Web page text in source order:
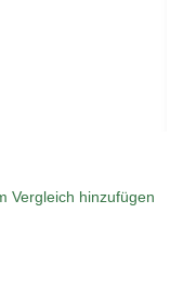
Vergleich hinzufügen